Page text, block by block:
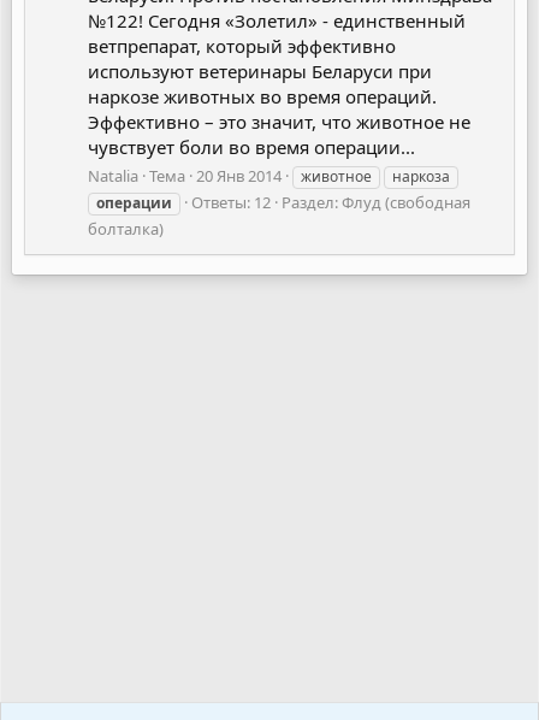
№122! Сегодня «Золетил» - единственный
ветпрепарат, который эффективно
используют ветеринары Беларуси при
наркозе животных во время операций.
Эффективно – это значит, что животное не
чувствует боли во время операции...
Natalia Тема 20 Янв 2014 животное
наркоза
операции
Ответы: 12 Раздел:Флуд (свободная
болталка)